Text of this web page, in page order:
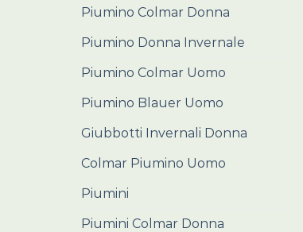
Piumino Colmar Donna
Piumino Donna Invernale
Piumino Colmar Uomo
Piumino Blauer Uomo
Giubbotti Invernali Donna
Colmar Piumino Uomo
Piumini
Piumini Colmar Donna